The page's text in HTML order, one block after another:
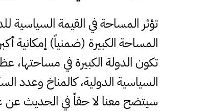
تؤثر المساحة في القيمة السياسية
المساحة الكبيرة (ضمنياً) إمكانية
تكون الدولة الكبيرة في مساحتها،
السياسية الدولية، كالمناخ وعدد
سيتضح معنا لا حقاً في الحديث عن